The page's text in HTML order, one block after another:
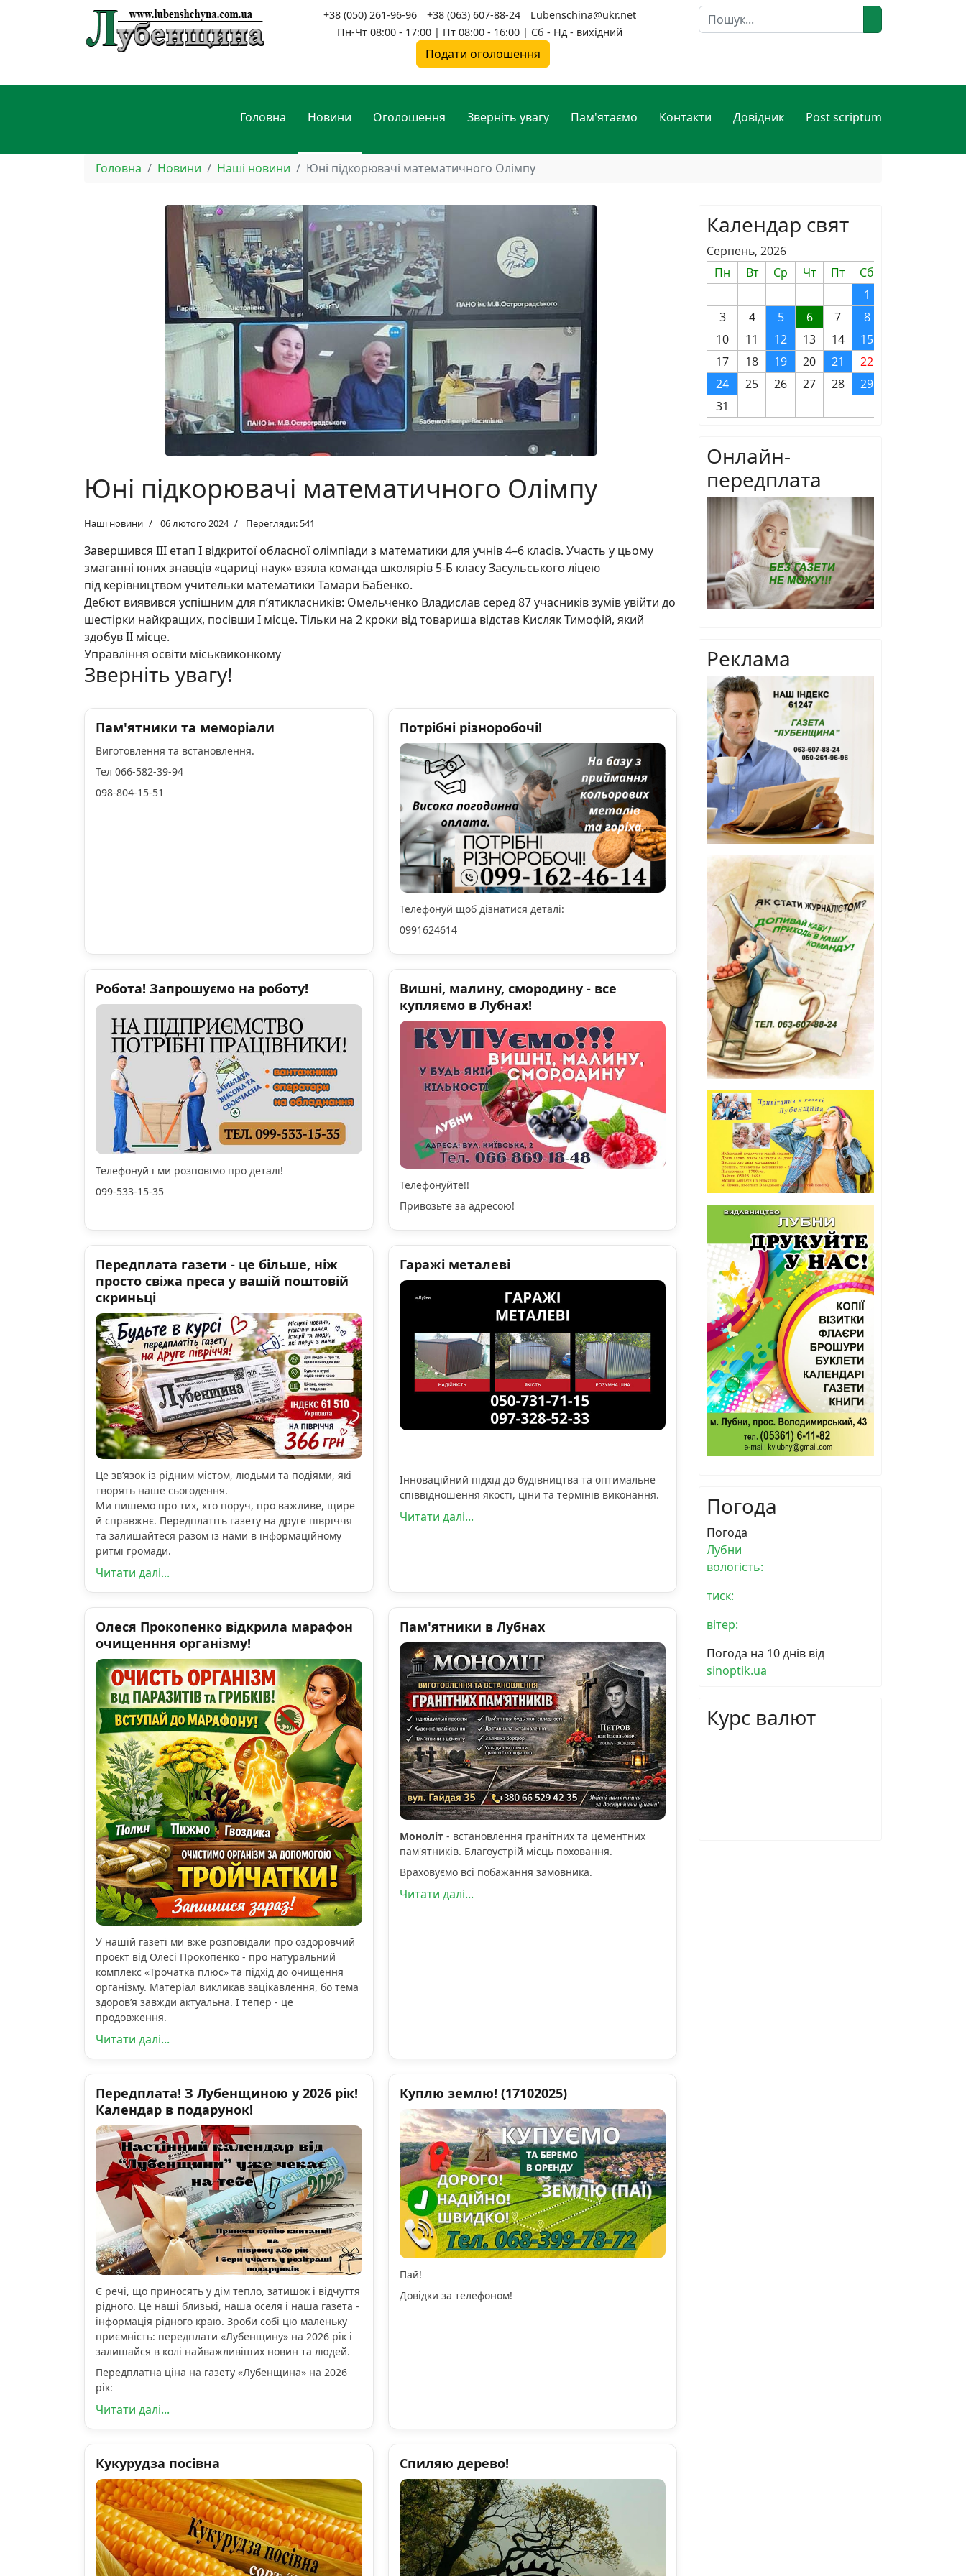
+38 (050) 261-96-96 +38 (063) 607-88-24
Lubenschina@ukr.net
Пн-Чт 08:00 - 17:00 | Пт 08:00 - 16:00 | Сб - Нд - вихідний
Подати оголошення
Пошук
Головна Новини Оголошення Зверніть увагу Пам'ятаємо Контакти Довідник Post scriptum
Головна Новини Наші новини Юні підкорювачі математичного Олімпу
Юні підкорювачі математичного Олімпу
Наші новини 06 лютого 2024 Перегляди: 541
Завершився ІІІ етап І відкритої обласної олімпіади з математики для учнів 4–6 класів. Участь у цьому
змаганні юних знавців «цариці наук» взяла команда школярів 5-Б класу Засульського ліцею
під керівництвом учительки математики Тамари Бабенко.
Дебют виявився успішним для п’ятикласників: Омельченко Владислав серед 87 учасників зумів увійти до
шестірки найкращих, посівши І місце. Тільки на 2 кроки від товариша відстав Кисляк Тимофій, який
здобув ІІ місце.
Управління освіти міськвиконкому
Зверніть увагу!
Пам'ятники та меморіали
Виготовлення та встановлення.
Тел 066-582-39-94
098-804-15-51
Потрібні різноробочі!
Телефонуй щоб дізнатися деталі:
0991624614
Робота! Запрошуємо на роботу!
Телефонуй і ми розповімо про деталі!
099-533-15-35
Вишні, малину, смородину - все
купляємо в Лубнах!
Телефонуйте!!
Привозьте за адресою!
Передплата газети - це більше, ніж
просто свіжа преса у вашій поштовій
скриньці
Це зв’язок із рідним містом, людьми та подіями, які
творять наше сьогодення.
Ми пишемо про тих, хто поруч, про важливе, щире
й справжнє. Передплатіть газету на друге півріччя
та залишайтеся разом із нами в інформаційному
ритмі громади.
Читати далі...
Гаражі металеві
Інноваційний підхід до будівництва та оптимальне
співвідношення якості, ціни та термінів виконання.
Читати далі...
Олеся Прокопенко відкрила марафон
очищенння організму!
У нашій газеті ми вже розповідали про оздоровчий
проєкт від Олесі Прокопенко - про натуральний
комплекс «Трочатка плюс» та підхід до очищення
організму. Матеріал викликав зацікавлення, бо тема
здоров’я завжди актуальна. І тепер - це
продовження.
Читати далі...
Пам'ятники в Лубнах
Моноліт- встановлення гранітних та цементних
пам'ятників. Благоустрій місць поховання.
Враховуємо всі побажання замовника.
Читати далі...
Передплата! З Лубенщиною у 2026 рік!
Календар в подарунок!
Є речі, що приносять у дім тепло, затишок і відчуття
рідного. Це наші близькі, наша оселя і наша газета -
інформація рідного краю. Зроби собі цю маленьку
приємність: передплати «Лубенщину» на 2026 рік і
залишайся в колі найважливіших новин та людей.
Передплатна ціна на газету «Лубенщина» на 2026
рік:
Читати далі...
Куплю землю! (17102025)
Пай!
Довідки за телефоном!
Кукурудза посівна Спиляю дерево!
Календар свят
Серпень, 2026
Пн
Вт Ср Чт Пт Сб
1
3
4 5 6 7 8
10
11 12 13 14 15
17
18 19 20 21 22
24
25 26 27 28 29
31
Онлайн-
передплата
Реклама
Погода
Погода
Лубни
вологість:
тиск:
вітер:
Погода на 10 днів від
sinoptik.ua
Курс валют